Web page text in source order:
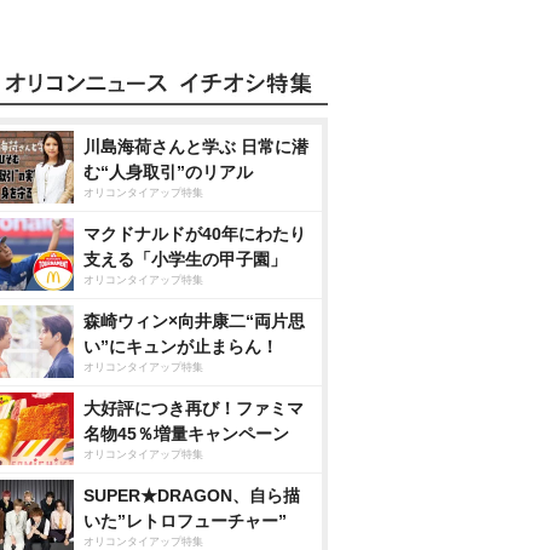
川島海荷さんと学ぶ 日常に潜
む“人身取引”のリアル
オリコンタイアップ特集
マクドナルドが40年にわたり
支える「小学生の甲子園」
オリコンタイアップ特集
森崎ウィン×向井康二“両片思
い”にキュンが止まらん！
オリコンタイアップ特集
大好評につき再び！ファミマ
名物45％増量キャンペーン
オリコンタイアップ特集
SUPER★DRAGON、自ら描
いた”レトロフューチャー”
オリコンタイアップ特集